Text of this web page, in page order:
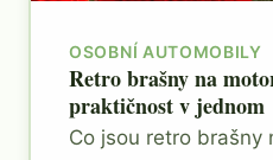
OSOBNÍ AUTOMOBILY
Retro brašny na
praktičnost v jednom
Co jsou retro brašny